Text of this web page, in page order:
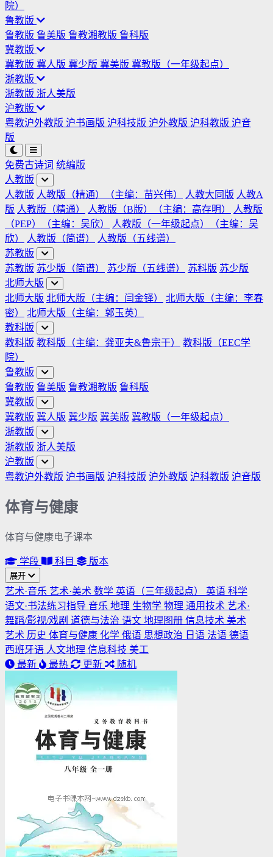
院）
鲁教版
鲁教版 鲁美版 鲁教湘教版 鲁科版
冀教版
冀教版 冀人版 冀少版 冀美版 冀教版（一年级起点）
浙教版
浙教版 浙人美版
沪教版
粤教沪外教版 沪书画版 沪科技版 沪外教版 沪科教版 沪音
版
免费古诗词 统编版
人教版
人教版 人教版（精通）（主编：苗兴伟） 人教大同版 人教A
版 人教版（精通） 人教版（B版）（主编：高存明）
人教版
（PEP）（主编：吴欣）
人教版（一年级起点）（主编：吴
欣）
人教版（简谱）
人教版（五线谱）
苏教版
苏教版 苏少版（简谱） 苏少版（五线谱） 苏科版 苏少版
北师大版
北师大版 北师大版（主编：闫金铎）
北师大版（主编：李春
密）
北师大版（主编：郭玉英）
教科版
教科版 教科版（主编：龚亚夫&鲁宗干）
教科版（EEC学
院）
鲁教版
鲁教版 鲁美版 鲁教湘教版 鲁科版
冀教版
冀教版 冀人版 冀少版 冀美版 冀教版（一年级起点）
浙教版
浙教版 浙人美版
沪教版
粤教沪外教版 沪书画版 沪科技版 沪外教版 沪科教版 沪音版
体育与健康
体育与健康电子课本
学段 科目 版本
展开
艺术·音乐 艺术·美术 数学 英语（三年级起点） 英语 科学
语文·书法练习指导 音乐 地理 生物学 物理 通用技术 艺术·
舞蹈/影视/戏剧 道德与法治 语文 地理图册 信息技术 美术
艺术 历史 体育与健康 化学 俄语 思想政治 日语 法语 德语
西班牙语 人文地理 信息科技 美工
最新
最热 更新 随机